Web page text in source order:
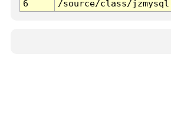
6
/source/class/